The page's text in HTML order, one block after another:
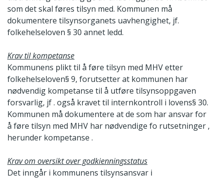
som det skal føres tilsyn med. Kommunen må
dokumentere tilsynsorganets uavhengighet, jf.
folkehelseloven § 30 annet ledd.
Krav til kompetanse
Kommunens plikt til å føre tilsyn med MHV etter
folkehelseloven§ 9, forutsetter at kommunen har
nødvendig kompetanse til å utføre tilsynsoppgaven
forsvarlig, jf . også kravet til internkontroll i lovens§ 30.
Kommunen må dokumentere at de som har ansvar for
å føre tilsyn med MHV har nødvendige fo rutsetninger ,
herunder kompetanse .
Krav om oversikt over godkienningsstatus
Det inngår i kommunens tilsynsansvar i